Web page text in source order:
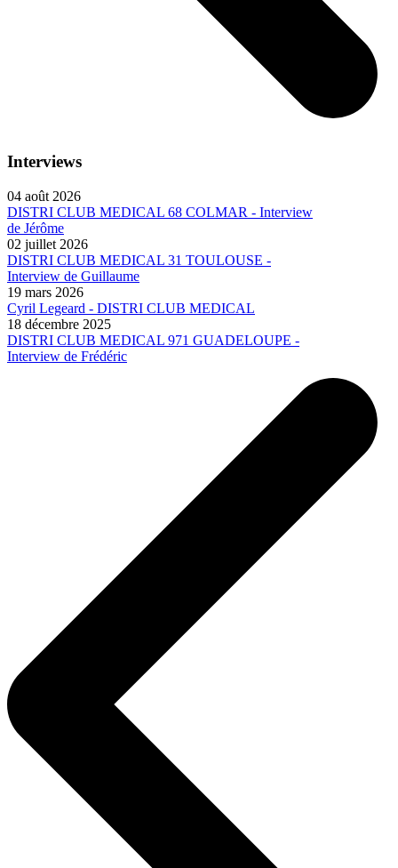
Interviews
04 août 2026
DISTRI CLUB MEDICAL 68 COLMAR - Interview
de Jérôme
02 juillet 2026
DISTRI CLUB MEDICAL 31 TOULOUSE -
Interview de Guillaume
19 mars 2026
Cyril Legeard - DISTRI CLUB MEDICAL
18 décembre 2025
DISTRI CLUB MEDICAL 971 GUADELOUPE -
Interview de Frédéric